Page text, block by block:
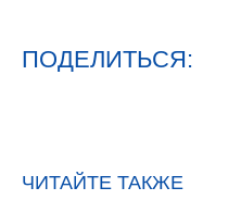
ПОДЕЛИТЬСЯ:
ЧИТАЙТЕ ТАКЖЕ